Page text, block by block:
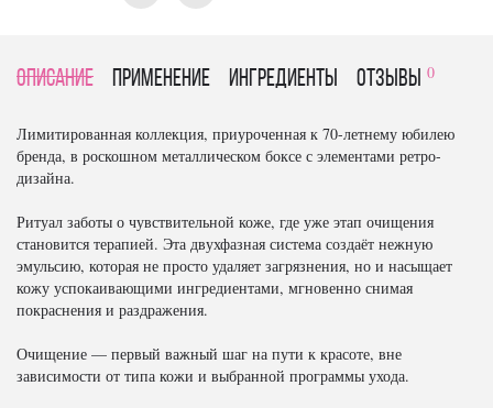
Описание Применение Ингредиенты отзывы 0
Лимитированная коллекция, приуроченная к 70-летнему юбилею
бренда, в роскошном металлическом боксе с элементами ретро-
дизайна.
Ритуал заботы о чувствительной коже, где уже этап очищения
становится терапией. Эта двухфазная система создаёт нежную
эмульсию, которая не просто удаляет загрязнения, но и насыщает
кожу успокаивающими ингредиентами, мгновенно снимая
покраснения и раздражения.
Очищение — первый важный шаг на пути к красоте, вне
зависимости от типа кожи и выбранной программы ухода.